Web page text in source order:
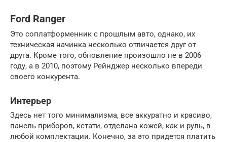
Ford Ranger
Это соплатформенник с прошлым авто, однако, их
техническая начинка несколько отличается друг от
друга. Кроме того, обновление произошло не в 2006
году, а в 2010, поэтому Рейнджер несколько впереди
своего конкурента.
Интерьер
Здесь нет того минимализма, все аккуратно и красиво,
панель приборов, кстати, отделана кожей, как и руль, в
любой комплектации. Конечно, за это придется платить